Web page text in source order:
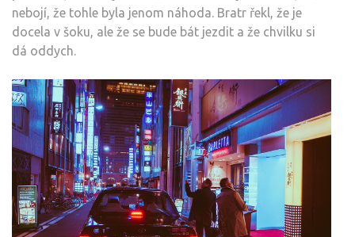
nebojí, že tohle byla jenom náhoda. Bratr řekl, že je
docela v šoku, ale že se bude bát jezdit a že chvilku si
dá oddych.